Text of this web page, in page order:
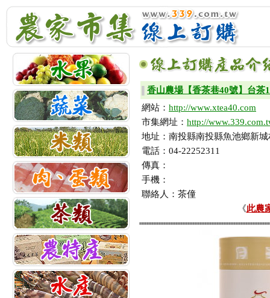
香山農場【香茶巷40號】台茶
網站： http://www.xtea40.com
市集網址： http://
地址：南投縣南投縣魚池鄉新
電話：04-22252311
傳真：
手機：
聯絡人：茶僮
《此農